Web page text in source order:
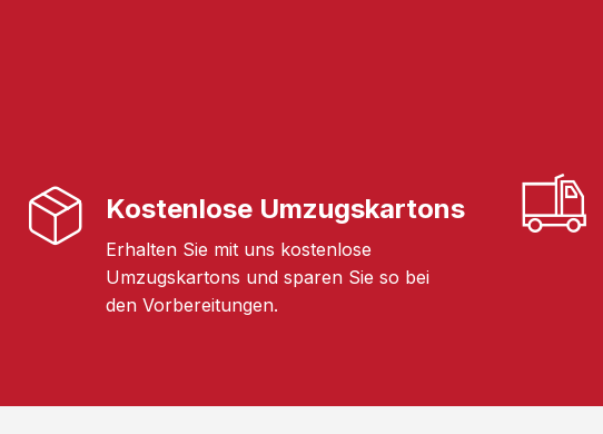
Kostenlose Umzugskartons
Erhalten Sie mit uns kostenlose
Umzugskartons und sparen Sie so bei
den Vorbereitungen.